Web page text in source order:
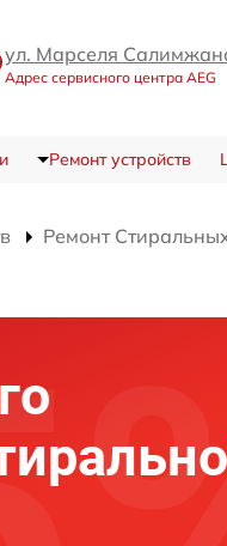
ул. Марселя
Адрес сервисного центра AEG
Ремонт устройств
Ремонт